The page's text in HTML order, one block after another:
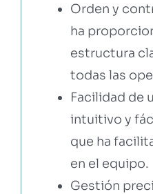
Orden y
ha
estructura
todas las
Facilidad de
intuitivo y
que ha
en el equipo.
Gestión